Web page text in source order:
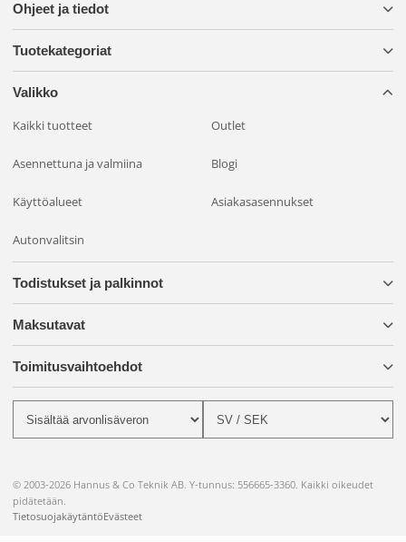
Ohjeet ja tiedot
Tuotekategoriat
Valikko
Kaikki tuotteet Outlet
Asennettuna ja valmiina Blogi
Käyttöalueet Asiakasasennukset
Autonvalitsin
Todistukset ja palkinnot
Maksutavat
Toimitusvaihtoehdot
© 2003-2026 Hannus & Co Teknik AB. Y-tunnus: 556665-3360. Kaikki oikeudet
pidätetään.
TietosuojakäytäntöEvästeet